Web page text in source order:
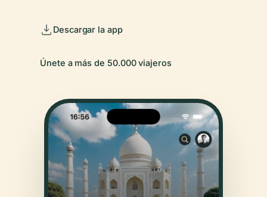
Descargar la app
Únete a más de 50.000 viajeros